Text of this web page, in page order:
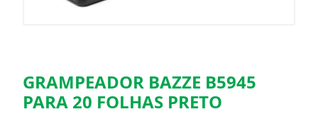
GRAMPEADOR BAZZE B5945
PARA 20 FOLHAS PRETO